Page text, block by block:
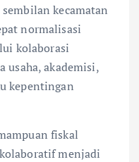
kecamatan
normalisasi
kolaborasi
usaha, akademisi,
kepentingan
fiskal
menjadi